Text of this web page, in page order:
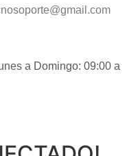
a Domingo: 09:00 a